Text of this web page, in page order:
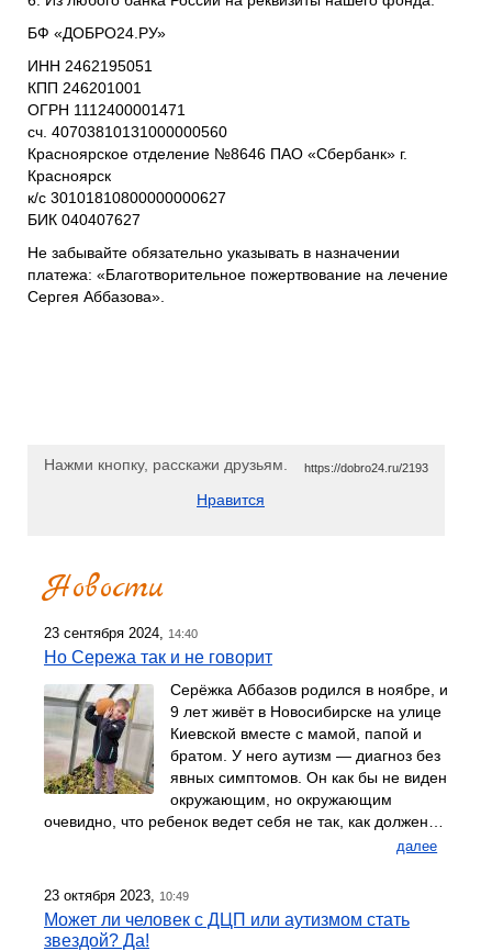
БФ «ДОБРО24.РУ»
ИНН 2462195051
КПП 246201001
ОГРН 1112400001471
сч. 40703810131000000560
Красноярское отделение №8646 ПАО «Сбербанк» г.
Красноярск
к/с 30101810800000000627
БИК 040407627
Не забывайте обязательно указывать в назначении
платежа: «Благотворительное пожертвование на лечение
Сергея Аббазова».
Нажми кнопку, расскажи друзьям. https://dobro24.ru/2193
Нравится
Новости
23 сентября 2024, 14:40
Но Сережа так и не говорит
Серёжка Аббазов родился в ноябре, и
9 лет живёт в Новосибирске на улице
Киевской вместе с мамой, папой и
братом. У него аутизм — диагноз без
явных симптомов. Он как бы не виден
окружающим, но окружающим
очевидно, что ребенок ведет себя не так, как должен…
далее
23 октября 2023, 10:49
Может ли человек с ДЦП или аутизмом стать
звездой? Да!